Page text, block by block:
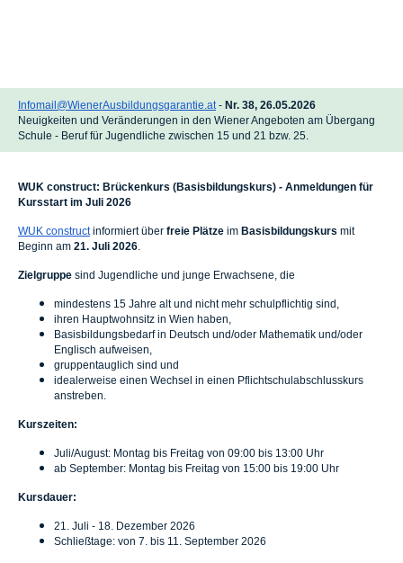
Infomail@WienerAusbildungsgarantie.at- Nr. 38, 26.05.2026
Neuigkeiten und Veränderungen in den Wiener Angeboten am Übergang
Schule - Beruf für Jugendliche zwischen 15 und 21 bzw. 25.
WUK construct: Brückenkurs (Basisbildungskurs) - Anmeldungen für
Kursstart im Juli 2026
WUK constructinformiert über freie Plätze im Basisbildungskurs mit
Beginn am 21. Juli 2026.
Zielgruppe sind Jugendliche und junge Erwachsene, die
mindestens 15 Jahre alt und nicht mehr schulpflichtig sind,
ihren Hauptwohnsitz in Wien haben,
Basisbildungsbedarf in Deutsch und/oder Mathematik und/oder
Englisch aufweisen,
gruppentauglich sind und
idealerweise einen Wechsel in einen Pflichtschulabschlusskurs
anstreben.
Kurszeiten:
Juli/August: Montag bis Freitag von 09:00 bis 13:00 Uhr
ab September: Montag bis Freitag von 15:00 bis 19:00 Uhr
Kursdauer:
21. Juli - 18. Dezember 2026
Schließtage: von 7. bis 11. September 2026